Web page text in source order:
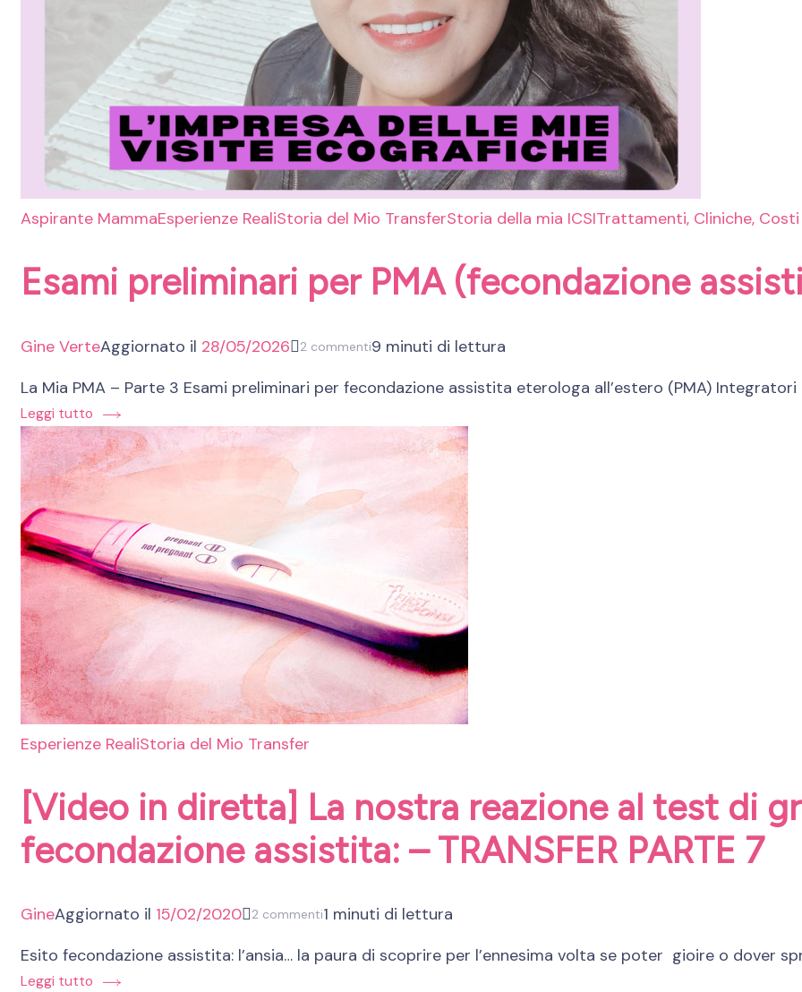
Aspirante MammaEsperienze RealiStoria del Mio TransferStoria della mia ICSITrattamenti, Cliniche, Costi
Esami preliminari per PMA (fecondazione
Gine VerteAggiornato il 28/05/2026 2 commentisu
preliminari
PMA
assistita
eterologa
9 minuti di lettura
La Mia PMA – Parte 3 Esami preliminari per fecondazione assistita eterologa all’estero (PMA)
Leggi tutto
Esperienze RealiStoria del Mio Transfer
[Video in diretta] La nostra reazione al test di
fecondazione assistita: – TRANSFER PARTE 7
GineAggiornato il 15/02/2020 2 commentisu
in
1 minuti di lettura
Esito fecondazione assistita: l’ansia… la paura di scoprire per l’ennesima volta se poter gioire o dover
Leggi tutto